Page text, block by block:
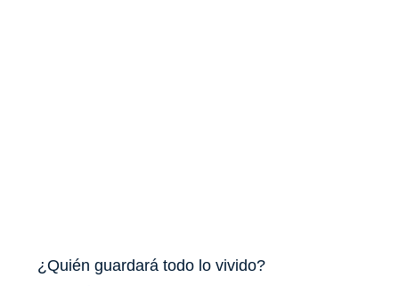
¿Quién guardará todo lo vivido?